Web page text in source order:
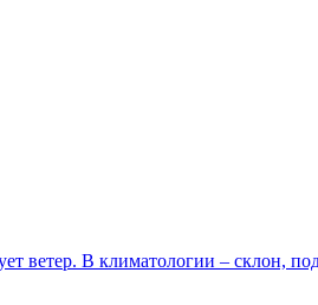
ветер. В климатологии – склон,